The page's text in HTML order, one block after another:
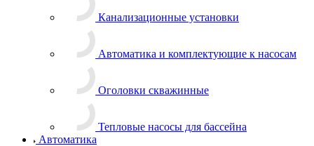
Канализационные установки
Автоматика и комплектующие к насосам
Оголовки скважинные
Тепловые насосы для бассейна
Автоматика